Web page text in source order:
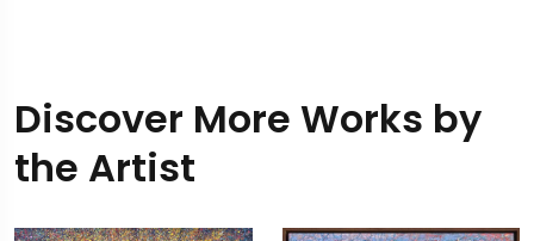
Discover More Works by
the Artist